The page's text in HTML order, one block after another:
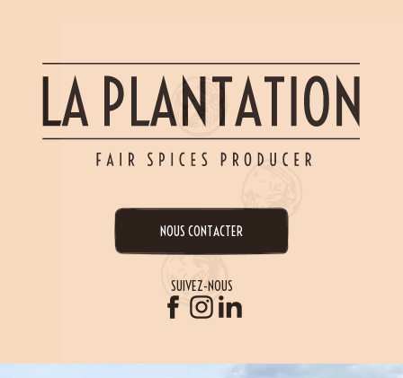
NOUS CONTACTER
SUIVEZ-NOUS